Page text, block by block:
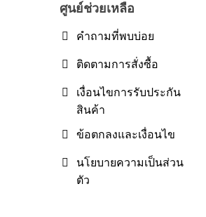
ศูนย์ช่วยเหลือ
คำถามที่พบบ่อย
ติดตามการสั่งซื้อ
เงื่อนไขการรับประกัน
สินค้า
ข้อตกลงและเงื่อนไข
นโยบายความเป็นส่วน
ตัว